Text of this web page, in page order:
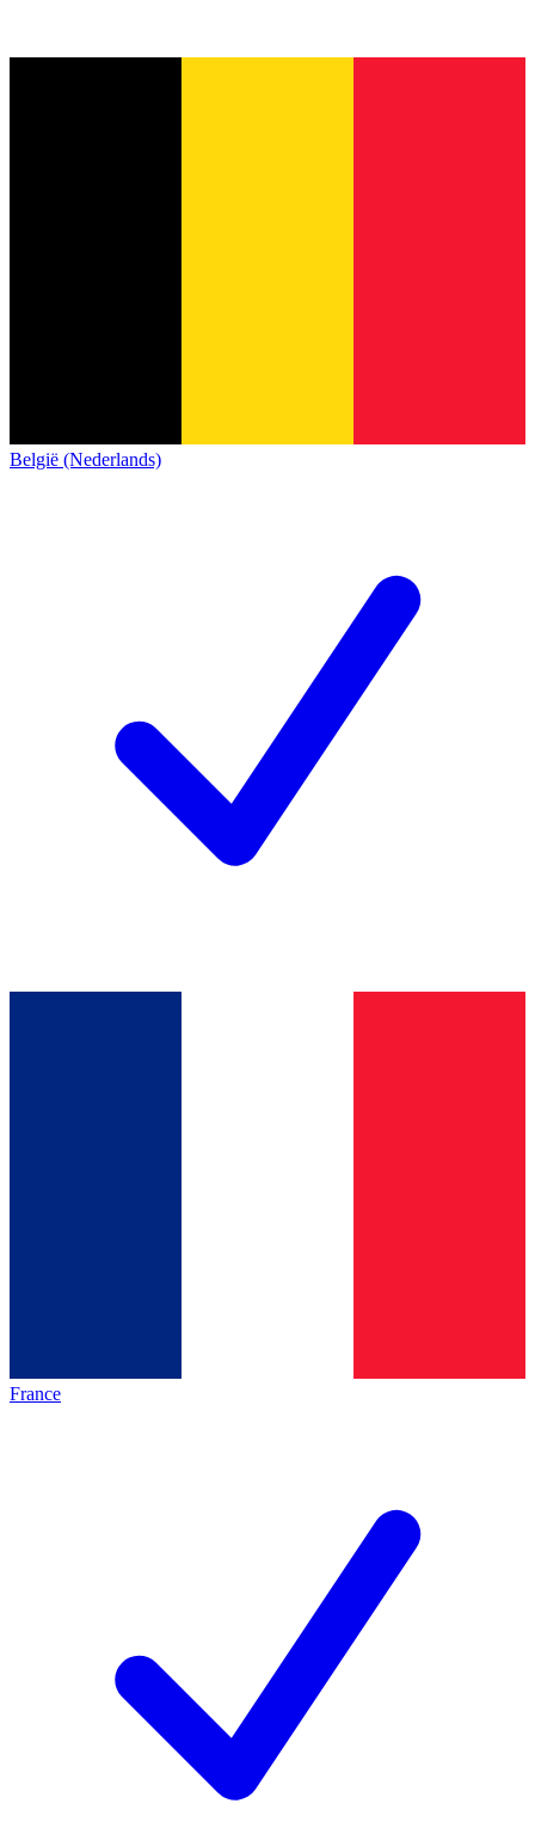
België (Nederlands)
France